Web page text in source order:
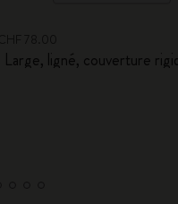
Large, ligné, couverture